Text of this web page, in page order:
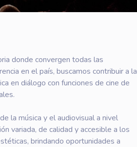
donde convergen todas las
en el país, buscamos contribuir a la
en diálogo con funciones de cine de
la música y el audiovisual a nivel
variada, de calidad y accesible a los
brindando oportunidades a